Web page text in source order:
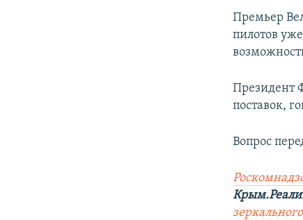
Премьер
пилотов
Президент
поставок,
Вопрос